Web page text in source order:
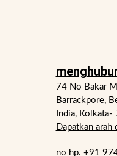
74 No Bakar
Barrackpore,
India,
Dapatkan arah
no hp. +91